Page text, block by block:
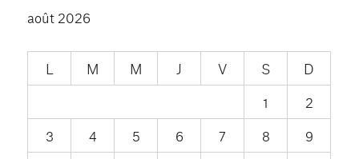
août 2026
L M M J V S
D
1
2
3
4 5 6 7 8
9